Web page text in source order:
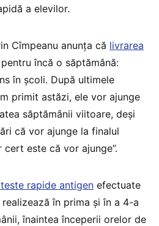
a elevilor.
Cîmpeanu anunța că livrarea
pentru încă o săptămână:
în școli. După ultimele
primit astăzi, ele vor ajunge
săptămânii viitoare, deși
că vor ajunge la finalul
este că vor ajunge”.
rapide antigen efectuate
în prima și în a 4-a
înaintea începerii orelor de